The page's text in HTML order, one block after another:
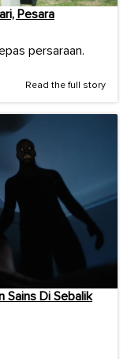
Pesara
persaraan.
Read the full story
Sains Di Sebalik